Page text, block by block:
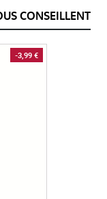
CONSEILLENT
-3,99 €